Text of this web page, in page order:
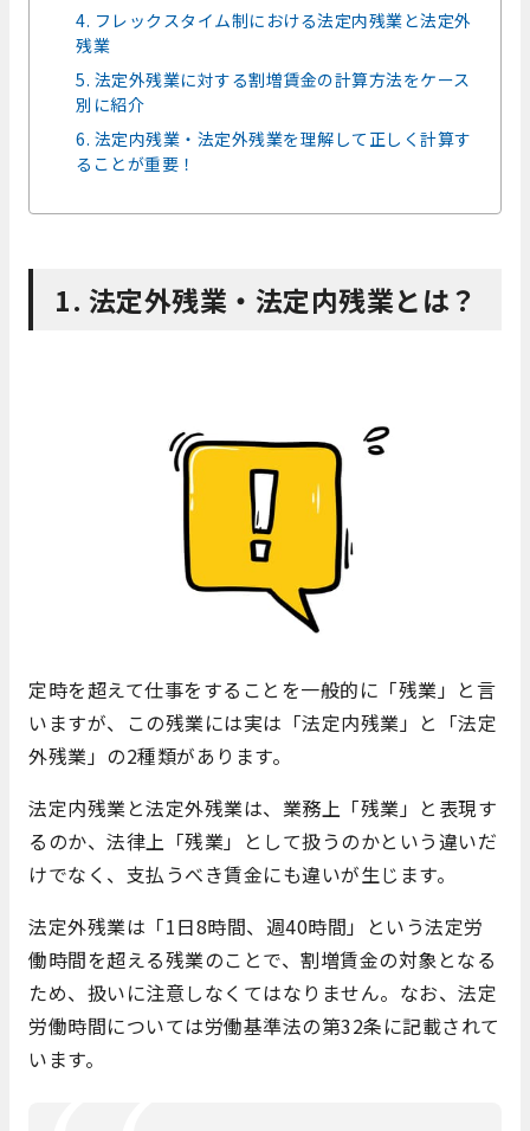
4. フレックスタイム制における法定内残業と法定外
残業
5. 法定外残業に対する割増賃金の計算方法をケース
別に紹介
6. 法定内残業・法定外残業を理解して正しく計算す
ることが重要！
1. 法定外残業・法定内残業とは？
定時を超えて仕事をすることを一般的に「残業」と言
いますが、この残業には実は「法定内残業」と「法定
外残業」の2種類があります。
法定内残業と法定外残業は、業務上「残業」と表現す
るのか、法律上「残業」として扱うのかという違いだ
けでなく、支払うべき賃金にも違いが生じます。
法定外残業は「1日8時間、週40時間」という法定労
働時間を超える残業のことで、割増賃金の対象となる
ため、扱いに注意しなくてはなりません。なお、法定
労働時間については労働基準法の第32条に記載されて
います。